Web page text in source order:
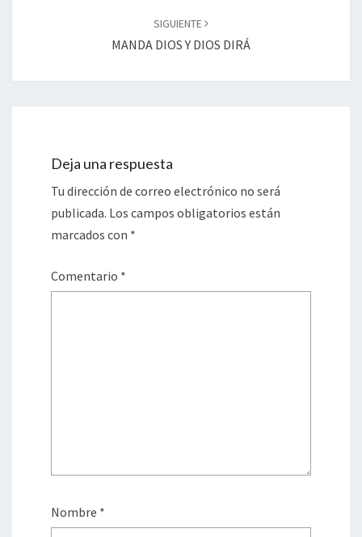
SIGUIENTE
MANDA DIOS Y DIOS DIRÁ
Deja una respuesta
Tu dirección de correo electrónico no será
publicada. Los campos obligatorios están
marcados con *
Comentario *
Nombre *